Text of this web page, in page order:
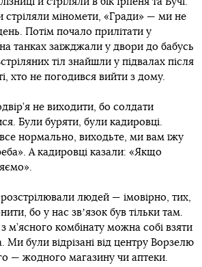
стріляли міномети, «Гради» — ми не
Потім почало прилітати у
танках заїжджали у двори до бабусь
тіл знайшли у підвалах після
хто не погодився вийти з дому.
не виходити, бо солдати
Були буряти, були кадировці.
нормально, виходьте, ми вам їжу
А кадировці казали: «Якщо
розстрілювали людей — імовірно, тих,
бо у нас звʼязок був тільки там.
комбінату можна собі взяти
Ми були відрізані від центру Ворзелю
— жодного магазину чи аптеки.